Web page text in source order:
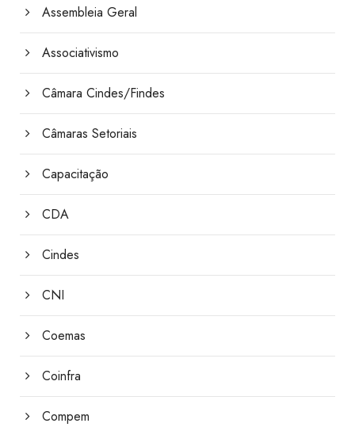
Assembleia Geral
Associativismo
Câmara Cindes/Findes
Câmaras Setoriais
Capacitação
CDA
Cindes
CNI
Coemas
Coinfra
Compem